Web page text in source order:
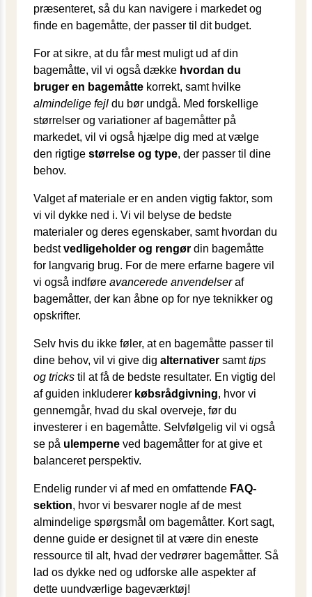
præsenteret, så du kan navigere i markedet og
finde en bagemåtte, der passer til dit budget.
For at sikre, at du får mest muligt ud af din
bagemåtte, vil vi også dække hvordan du
bruger en bagemåtte korrekt, samt hvilke
almindelige fejl du bør undgå. Med forskellige
størrelser og variationer af bagemåtter på
markedet, vil vi også hjælpe dig med at vælge
den rigtige størrelse og type, der passer til dine
behov.
Valget af materiale er en anden vigtig faktor, som
vi vil dykke ned i. Vi vil belyse de bedste
materialer og deres egenskaber, samt hvordan du
bedstvedligeholder og rengør din bagemåtte
for langvarig brug. For de mere erfarne bagere vil
vi også indføre avancerede anvendelseraf
bagemåtter, der kan åbne op for nye teknikker og
opskrifter.
Selv hvis du ikke føler, at en bagemåtte passer til
dine behov, vil vi give dig alternativer samttips
og tricks til at få de bedste resultater. En vigtig del
af guiden inkluderer købsrådgivning, hvor vi
gennemgår, hvad du skal overveje, før du
investerer i en bagemåtte. Selvfølgelig vil vi også
se på ulemperne ved bagemåtter for at give et
balanceret perspektiv.
Endelig runder vi af med en omfattende FAQ-
sektion, hvor vi besvarer nogle af de mest
almindelige spørgsmål om bagemåtter. Kort sagt,
denne guide er designet til at være din eneste
ressource til alt, hvad der vedrører bagemåtter. Så
lad os dykke ned og udforske alle aspekter af
dette uundværlige bageværktøj!